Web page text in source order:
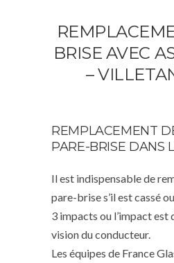
BRISE AVEC
–
REMPLACEMENT
PARE-BRISE DANS
Il est indispensable de
pare-brise s’il est cassé
3 impacts ou l’impact est
vision du conducteur.
Les équipes de France